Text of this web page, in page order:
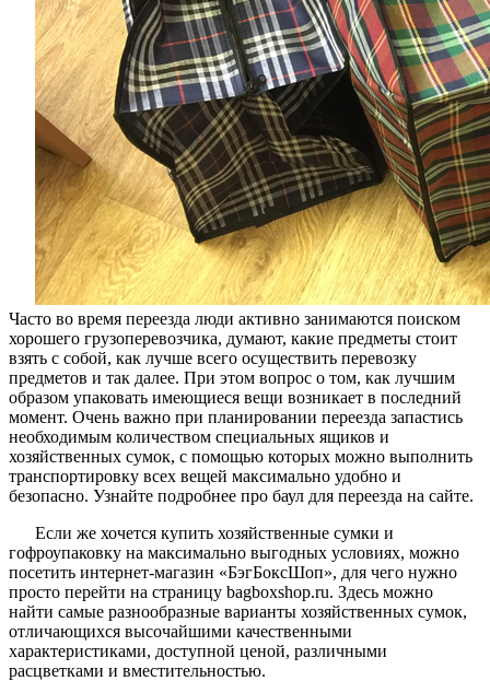
Часто во время переезда люди активно занимаются поиском
хорошего грузоперевозчика, думают, какие предметы стоит
взять с собой, как лучше всего осуществить перевозку
предметов и так далее. При этом вопрос о том, как лучшим
образом упаковать имеющиеся вещи возникает в последний
момент. Очень важно при планировании переезда запастись
необходимым количеством специальных ящиков и
хозяйственных сумок, с помощью которых можно выполнить
транспортировку всех вещей максимально удобно и
безопасно. Узнайте подробнее про баул для переезда на сайте.
Если же хочется купить хозяйственные сумки и
гофроупаковку на максимально выгодных условиях, можно
посетить интернет-магазин «БэгБоксШоп», для чего нужно
просто перейти на страницу bagboxshop.ru. Здесь можно
найти самые разнообразные варианты хозяйственных сумок,
отличающихся высочайшими качественными
характеристиками, доступной ценой, различными
расцветками и вместительностью.